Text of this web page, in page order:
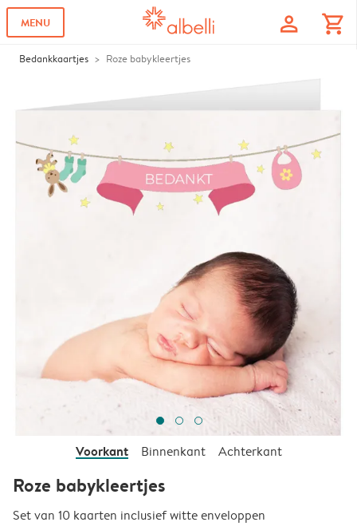
MENU profile shopping_cart
Bedankkaartjes Roze babykleertjes
Voorkant Binnenkant Achterkant
Roze babykleertjes
Set van 10 kaarten inclusief witte enveloppen